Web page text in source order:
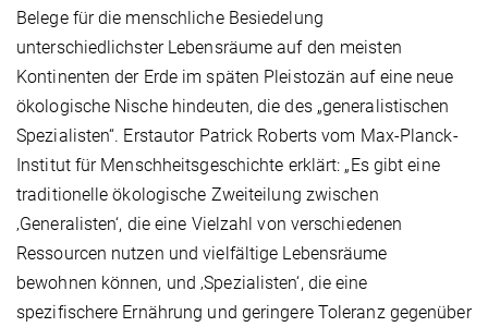
Belege für die menschliche Besiedelung
unterschiedlichster Lebensräume auf den meisten
Kontinenten der Erde im späten Pleistozän auf eine neue
ökologische Nische hindeuten, die des „generalistischen
Spezialisten“. Erstautor Patrick Roberts vom Max-Planck-
Institut für Menschheitsgeschichte erklärt: „Es gibt eine
traditionelle ökologische Zweiteilung zwischen
‚Generalisten‘, die eine Vielzahl von verschiedenen
Ressourcen nutzen und vielfältige Lebensräume
bewohnen können, und ‚Spezialisten‘, die eine
spezifischere Ernährung und geringere Toleranz gegenüber